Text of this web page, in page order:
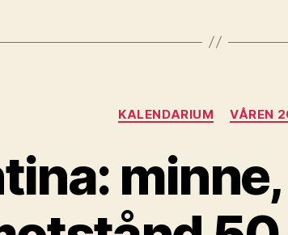
Kategorier
KALENDARIUM VÅREN